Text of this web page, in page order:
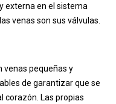
externa en el sistema
venas son sus válvulas.
venas pequeñas y
de garantizar que se
corazón. Las propias